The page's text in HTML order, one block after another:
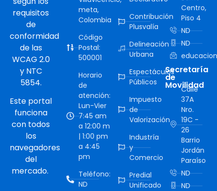
requisitos
de
conformidad
de las
WCAG 2.0
y NTC
5854.
Este portal
funciona
con todos
los
navegadores
del
mercado.
meta,
Colombia
Código
Postal:
500001
Horario
de
atención:
Lun-Vier
7:45 am
a 12:00 m
| 1:00 pm
a 4:45
pm
Teléfono:
ND
Contribución
Plusvalía
Delineación
Urbana
Espectáculos
Públicos
Impuesto
de
Valorización
Industría
y
Comercio
Predial
Unificado
Centro,
Piso 4
ND
ND
Secretaría
de
Movilidad
Calle
37A
Nro.
19C -
26
Barrio
Jordán
Paraíso
ND
ND